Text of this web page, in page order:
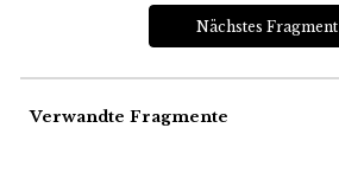
Nächstes Fragment
Verwandte Fragmente